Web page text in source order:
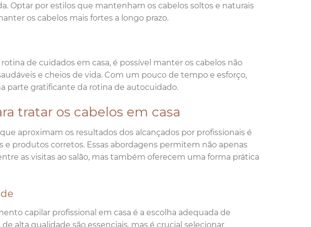
Optar por estilos que mantenham os cabelos soltos e naturais
os cabelos mais fortes a longo prazo.
de cuidados em casa, é possível manter os cabelos não
e cheios de vida. Com um pouco de tempo e esforço,
parte gratificante da rotina de autocuidado.
tratar os cabelos em casa
aproximam os resultados dos alcançados por profissionais é
produtos corretos. Essas abordagens permitem não apenas
as visitas ao salão, mas também oferecem uma forma prática
capilar profissional em casa é a escolha adequada de
alta qualidade são essenciais, mas é crucial selecionar